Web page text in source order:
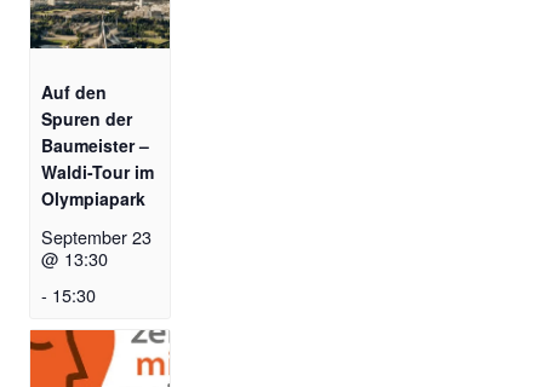
Auf den
Spuren der
Baumeister –
Waldi-Tour im
Olympiapark
September 23
@ 13:30
- 15:30